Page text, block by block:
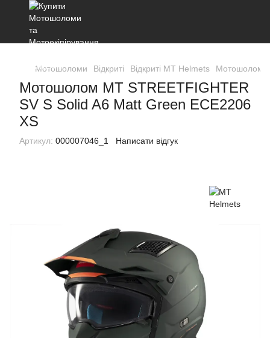
Мотошоломи Відкриті Відкриті MT Helmets Мотошолом
Мотошолом MT STREETFIGHTER
SV S Solid A6 Matt Green ECE2206
XS
Артикул: 000007046_1 Написати відгук